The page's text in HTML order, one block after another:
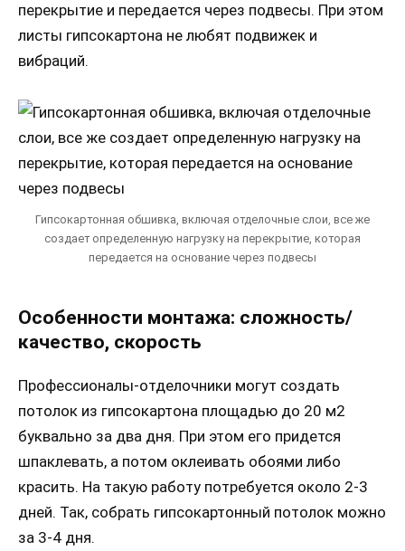
перекрытие и передается через подвесы. При этом
листы гипсокартона не любят подвижек и
вибраций.
Гипсокартонная обшивка, включая отделочные слои, все же
создает определенную нагрузку на перекрытие, которая
передается на основание через подвесы
Особенности монтажа: сложность/
качество, скорость
Профессионалы-отделочники могут создать
потолок из гипсокартона площадью до 20 м2
буквально за два дня. При этом его придется
шпаклевать, а потом оклеивать обоями либо
красить. На такую работу потребуется около 2-3
дней. Так, собрать гипсокартонный потолок можно
за 3-4 дня.